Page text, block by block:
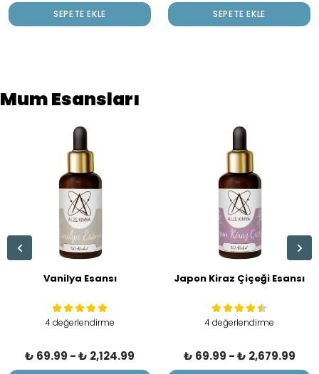
SEPETE EKLE SEPETE EKLE
Mum Esansları
Vanilya Esansı
4 değerlendirme
₺ 69.99 -₺ 2,124.99
Japon Kiraz Çiçeği Esansı
4 değerlendirme
₺ 69.99 -₺ 2,679.99